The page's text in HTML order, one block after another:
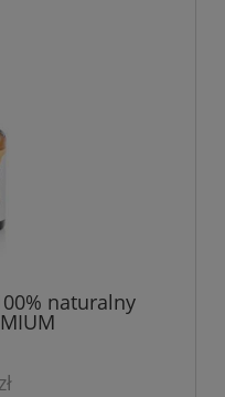
naturalny